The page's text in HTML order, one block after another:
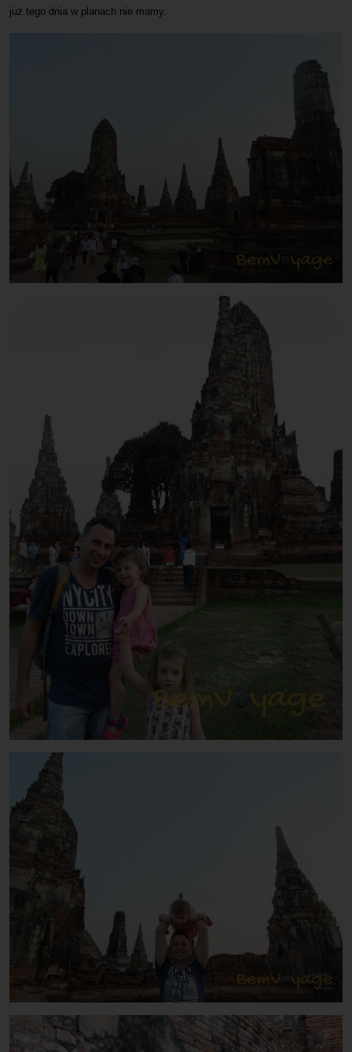
już tego dnia w planach nie mamy.